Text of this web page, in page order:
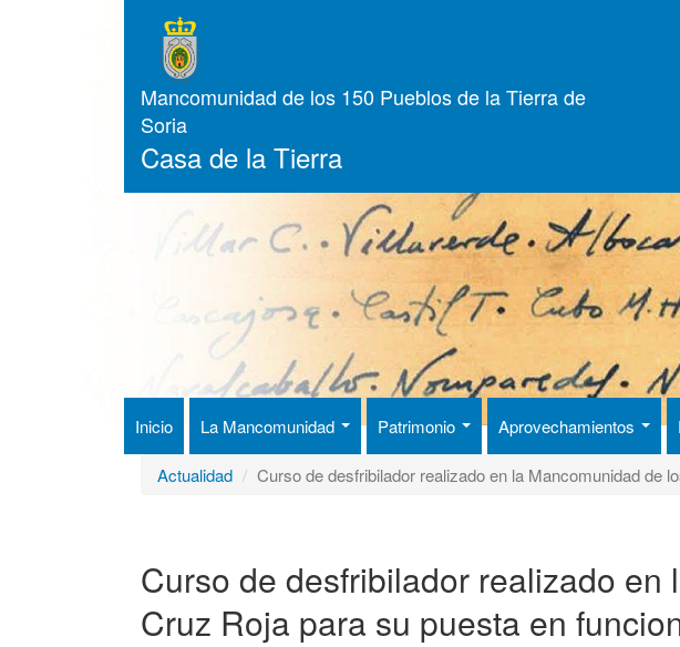
Mancomunidad de los 150 Pueblos de la Tierra de
Soria
Casa de la Tierra
Inicio La Mancomunidad Patrimonio Aprovechamientos
Actualidad Curso de desfribilador realizado en la Mancomunidad de
Curso de desfribilador realizado
Cruz Roja para su puesta en